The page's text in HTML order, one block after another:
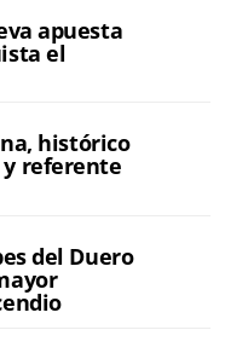
apuesta
el
histórico
referente
del Duero